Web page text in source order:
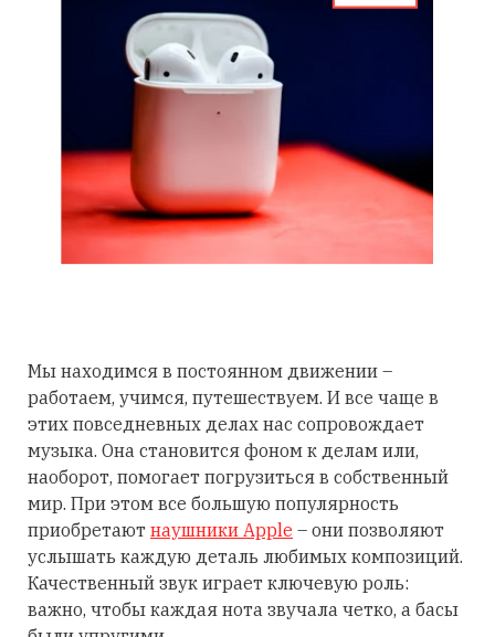
Мы находимся в постоянном движении –
работаем, учимся, путешествуем. И все чаще в
этих повседневных делах нас сопровождает
музыка. Она становится фоном к делам или,
наоборот, помогает погрузиться в собственный
мир. При этом все большую популярность
приобретают наушники Apple – они позволяют
услышать каждую деталь любимых композиций.
Качественный звук играет ключевую роль:
важно, чтобы каждая нота звучала четко, а басы